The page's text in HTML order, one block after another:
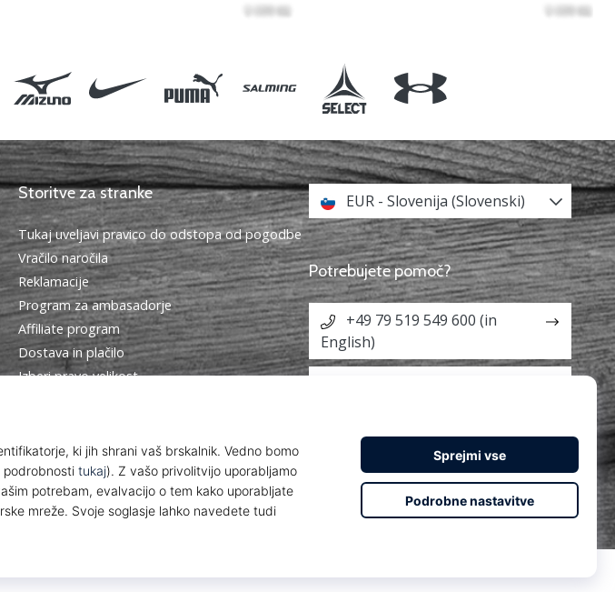
Storitve za stranke
Tukaj uveljavi pravico do odstopa od pogodbe
Vračilo naročila
Reklamacije
Program za ambasadorje
Affiliate program
Dostava in plačilo
Izberi pravo velikost
Politika zasebnosti
EUR - Slovenija (Slovenski)
Potrebujete pomoč?
+49 79 519 549 600 (in
English)